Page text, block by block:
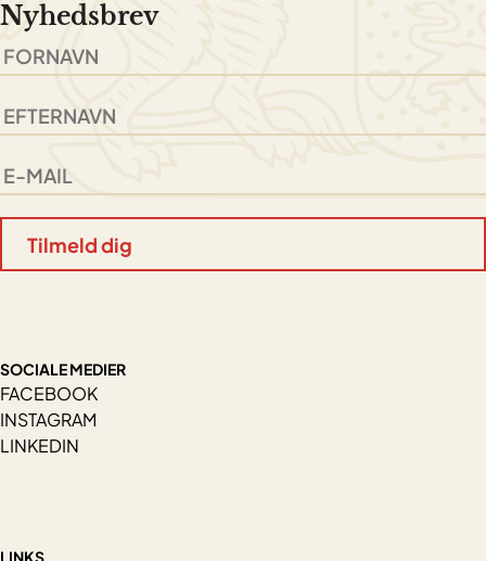
Nyhedsbrev
SOCIALE MEDIER
FACEBOOK
INSTAGRAM
LINKEDIN
LINKS